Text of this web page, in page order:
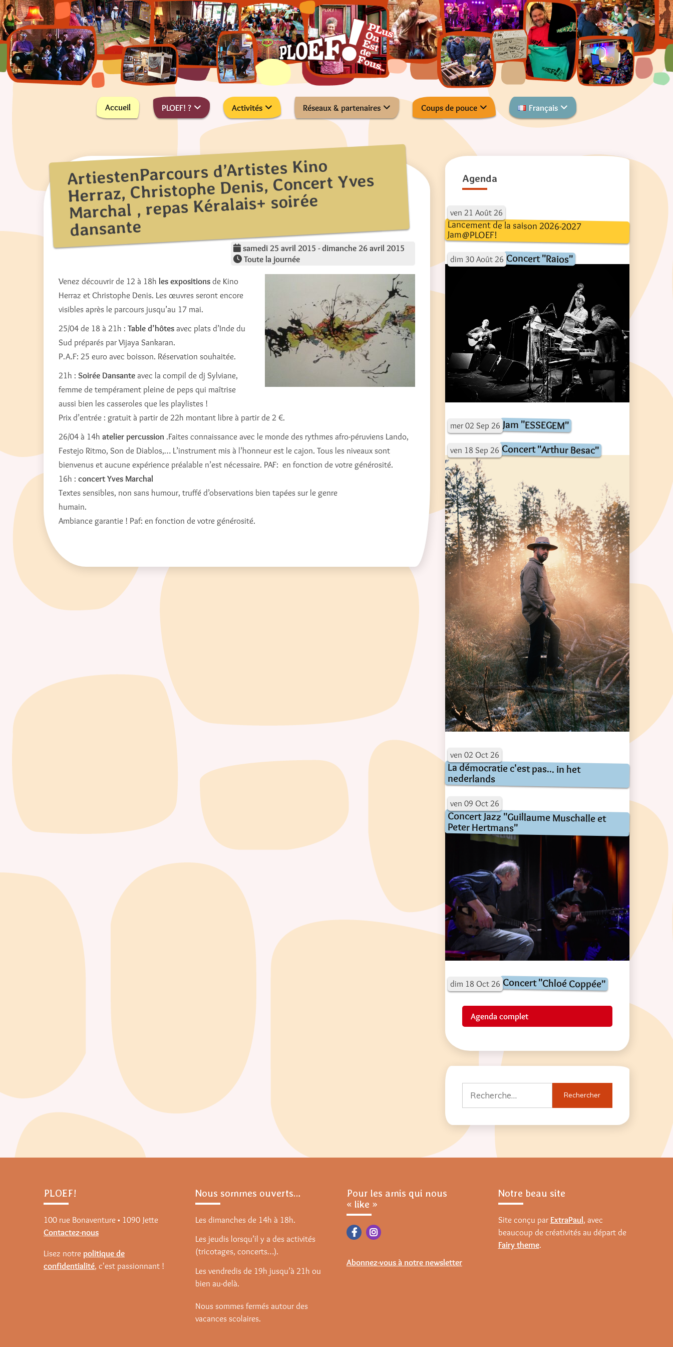
Skip
to
content
PLOEF!
PLus On Est de Fous !
Accueil PLOEF! ? Activités Réseaux & partenaires Coups de pouce Français
ArtiestenParcours d’Artistes Kino
Herraz, Christophe Denis, Concert Yves
Marchal , repas Kéralais+ soirée
dansante
samedi 25 avril 2015 - dimanche 26 avril 2015
Toute la journée
Venez découvrir de 12 à 18h les expositions de Kino
Herraz et Christophe Denis. Les œuvres seront encore
visibles après le parcours jusqu’au 17 mai.
25/04 de 18 à 21h : Table d’hôtes avec plats d’Inde du
Sud préparés par Vijaya Sankaran.
P.A.F: 25 euro avec boisson. Réservation souhaitée.
21h : Soirée Dansante avec la compil de dj Sylviane,
femme de tempérament pleine de peps qui maîtrise
aussi bien les casseroles que les playlistes !
Prix d’entrée : gratuit à partir de 22h montant libre à partir de 2 €.
26/04 à 14h atelier percussion .Faites connaissance avec le monde des rythmes afro-péruviens Lando,
Festejo Ritmo, Son de Diablos,… L’instrument mis à l’honneur est le cajon. Tous les niveaux sont
bienvenus et aucune expérience préalable n’est nécessaire. PAF: en fonction de votre générosité.
16h : concert Yves Marchal
Textes sensibles, non sans humour, truffé d’observations bien tapées sur le genre
humain.
Ambiance garantie ! Paf: en fonction de votre générosité.
Agenda
ven 21 Août 26
Lancement de la saison 2026-2027
Jam@PLOEF!
dim 30 Août 26 Concert "Raios"
mer 02 Sep 26 Jam "ESSEGEM"
ven 18 Sep 26 Concert "Arthur Besac"
ven 02 Oct 26
La démocratie c'est pas... in het
nederlands
ven 09 Oct 26
Concert Jazz "Guillaume Muschalle et
Peter Hertmans"
dim 18 Oct 26 Concert "Chloé Coppée"
Agenda complet
PLOEF!
100 rue Bonaventure • 1090 Jette
Contactez-nous
Lisez notre politique de
confidentialité, c'est passionnant !
Nous sommes ouverts…
Les dimanches de 14h à 18h.
Les jeudis lorsqu’il y a des activités
(tricotages, concerts…).
Les vendredis de 19h jusqu’à 21h ou
bien au-delà.
Nous sommes fermés autour des
vacances scolaires.
Pour les amis qui nous
« like »
Abonnez-vous à notre newsletter
Notre beau site
Site conçu par ExtraPaul, avec
beaucoup de créativités au départ de
Fairy theme.